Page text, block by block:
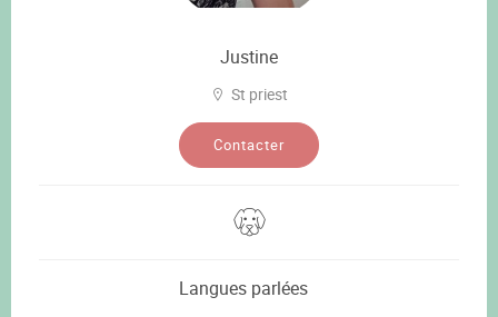
Justine
St priest
Contacter
Langues parlées